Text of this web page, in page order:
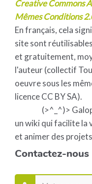
Creative Commons
Mêmes Conditions
En français, cela
site sont
et gratuitement,
l'auteur (collectif
oeuvre sous les
licence CC BY SA).
(>^_^)>
un wiki qui facilite la
et animer des
Contactez-nous